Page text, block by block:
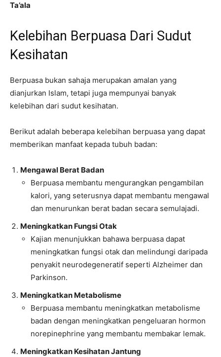
Ta’ala
Kelebihan Berpuasa Dari Sudut
Kesihatan
Berpuasa bukan sahaja merupakan amalan yang
dianjurkan Islam, tetapi juga mempunyai banyak
kelebihan dari sudut kesihatan.
Berikut adalah beberapa kelebihan berpuasa yang dapat
memberikan manfaat kepada tubuh badan:
Mengawal Berat Badan
Berpuasa membantu mengurangkan pengambilan
kalori, yang seterusnya dapat membantu mengawal
dan menurunkan berat badan secara semulajadi.
Meningkatkan Fungsi Otak
Kajian menunjukkan bahawa berpuasa dapat
meningkatkan fungsi otak dan melindungi daripada
penyakit neurodegeneratif seperti Alzheimer dan
Parkinson.
Meningkatkan Metabolisme
Berpuasa membantu meningkatkan metabolisme
badan dengan meningkatkan pengeluaran hormon
norepinephrine yang membantu membakar lemak.
Meningkatkan Kesihatan Jantung